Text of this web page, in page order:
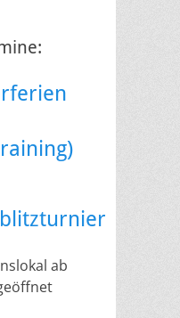
ab